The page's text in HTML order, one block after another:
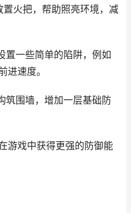
火把，帮助照亮环境，减
置一些简单的陷阱，例如
进速度。
筑围墙，增加一层基础防
游戏中获得更强的防御能